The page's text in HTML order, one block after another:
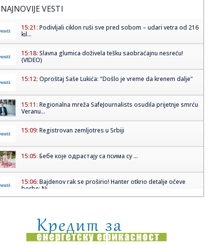
NAJNOVIJE VESTI
15:21: Podivljali ciklon ruši sve pred sobom – udari vetra od 216
kil...
15:18: Slavna glumica doživela tešku saobraćajnu nesreću!
(VIDEO)
15:12: Oproštaj Saše Lukića: "Došlo je vreme da krenem dalje"
15:11: Regionalna mreža SafeJournalists osudila prijetnje smrću
Veranu...
15:09: Registrovan zemljotres u Srbiji
15:05: Бебе које одрастају са псима су ...
15:06: Bajdenov rak se proširio! Hanter otkrio detalje očeve
borbe: Ni...
15:04:Vučić: U septembru otvaramo fabriku dronova sa
Izraelcima